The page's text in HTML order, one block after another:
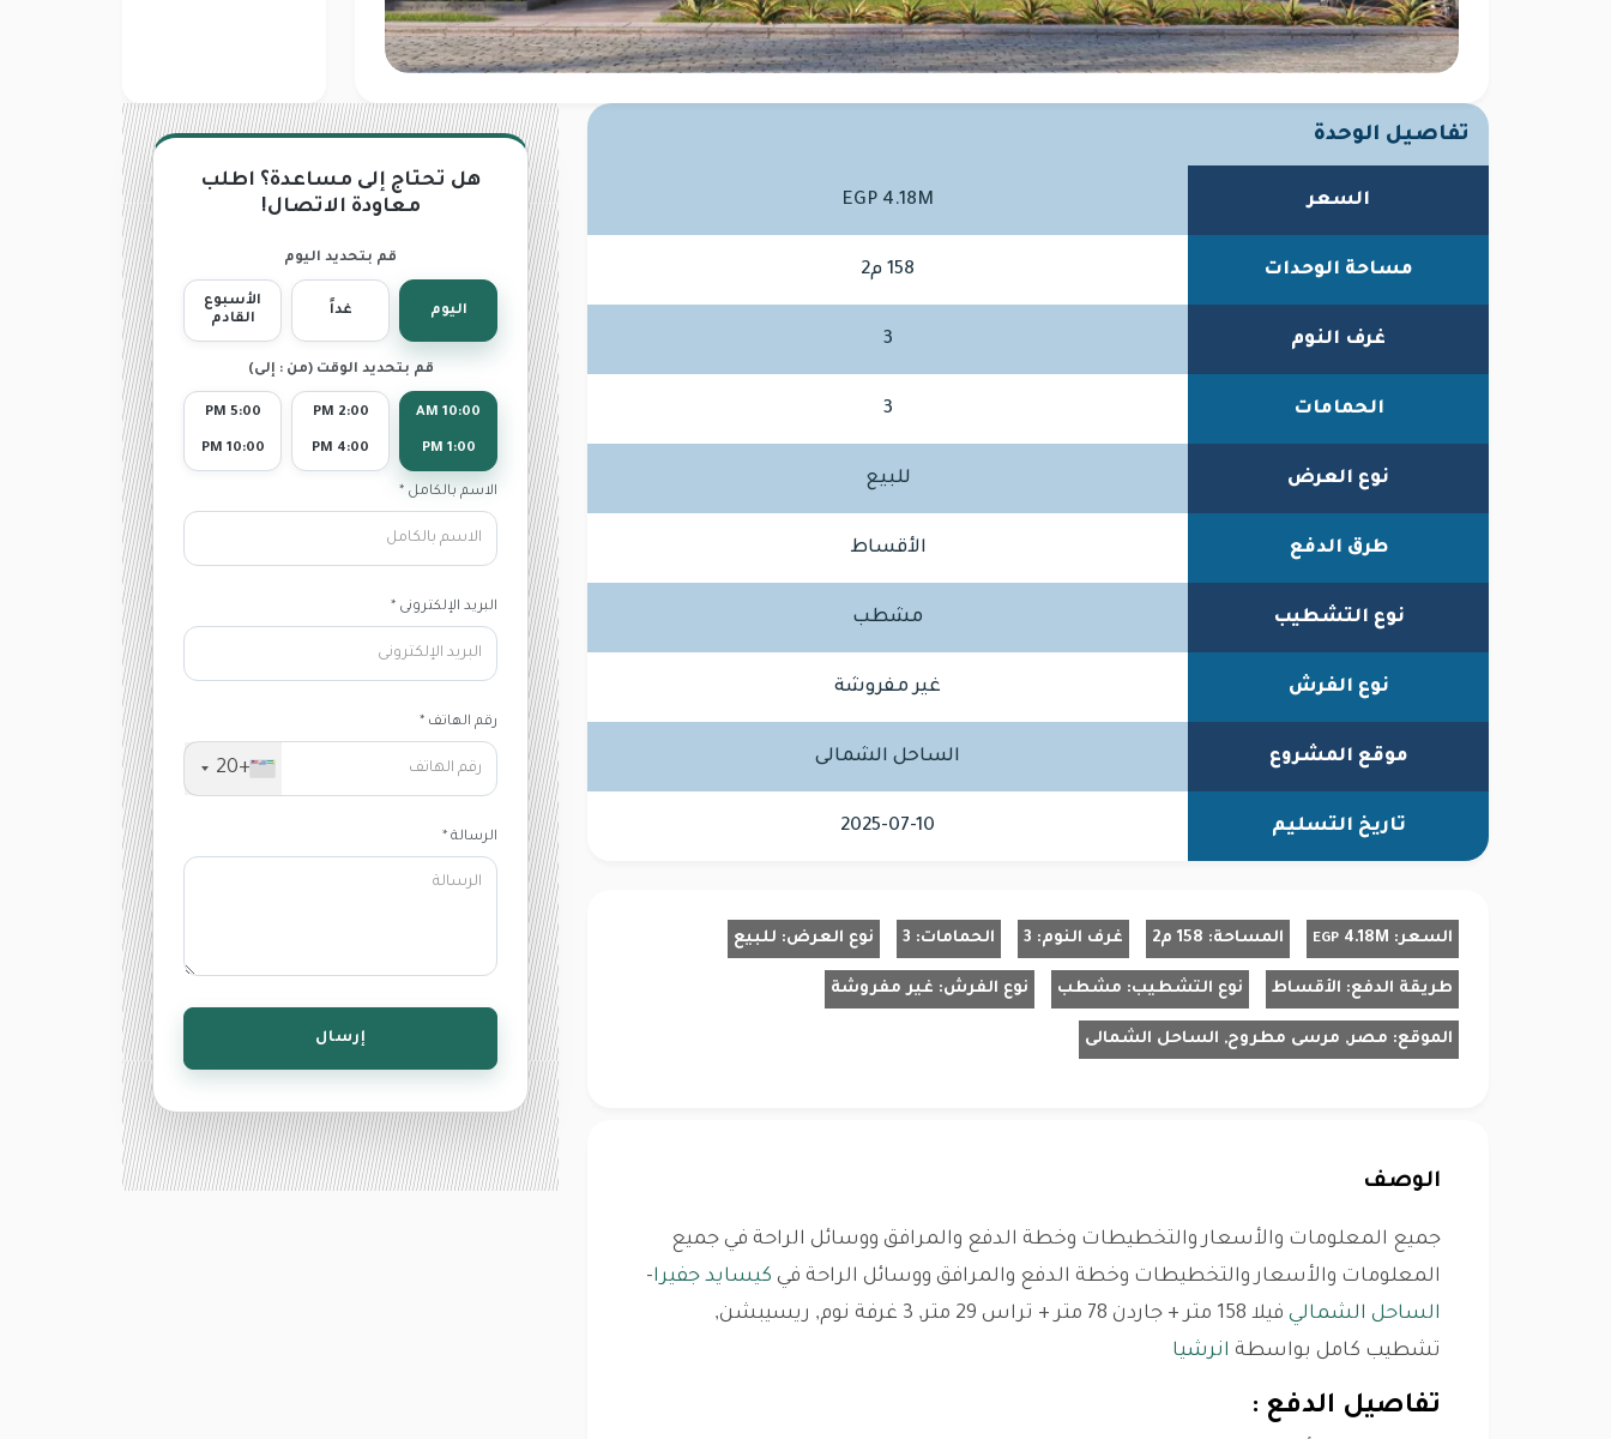
تفاصيل الوحدة
السعر EGP 4.18M
مساحة الوحدات 158 م2
غرف النوم 3
الحمامات 3
نوع العرض للبيع
طرق الدفع الأقساط
نوع التشطيب مشطب
نوع الفرش غير مفروشة
موقع المشروع الساحل الشمالى
تاريخ التسليم 2025-07-10
السعر: 4.18M
EGP المساحة: 158 م2 غرف النوم: 3 الحمامات: 3 نوع العرض: للبيع
طريقة الدفع: الأقساط نوع التشطيب: مشطب نوع الفرش: غير مفروشة
الموقع: مصر, مرسى مطروح, الساحل الشمالى
الوصف
جميع المعلومات والأسعار والتخطيطات وخطة الدفع والمرافق ووسائل الراحة في جميع
المعلومات والأسعار والتخطيطات وخطة الدفع والمرافق ووسائل الراحة في كيسايد جفيرا-
الساحل الشمالي
فيلا 158 متر + جاردن 78 متر + تراس 29 متر, 3 غرفة نوم, ريسيبشن,
تشطيب كامل بواسطة انرشيا
تفاصيل الدفع :
هل تحتاج إلى مساعدة؟ اطلب
معاودة الاتصال!
قم بتحديد اليوم
اليوم غداً
الأسبوع
القادم
قم بتحديد الوقت (من : إلى)
10:00 AM
1:00 PM
2:00 PM
4:00 PM
5:00 PM
10:00 PM
الاسم بالكامل *
البريد الإلكترونى *
رقم الهاتف *
+20
الرسالة *
إرسال